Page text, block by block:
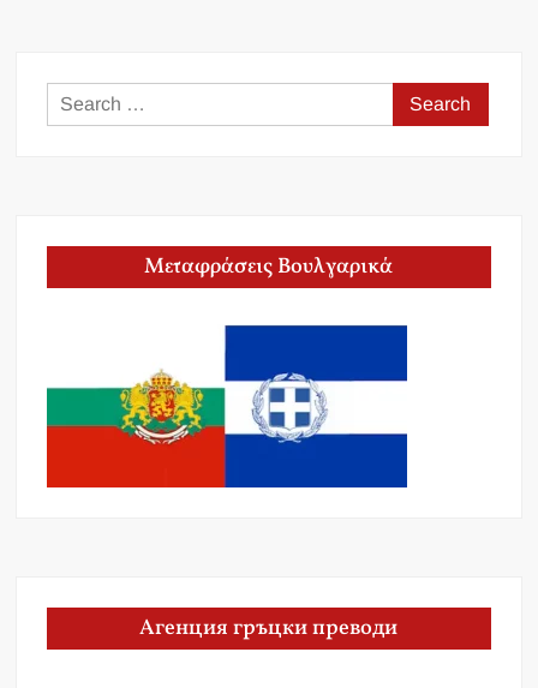
Search
for:
Μεταφράσεις Βουλγαρικά
Агенция гръцки преводи